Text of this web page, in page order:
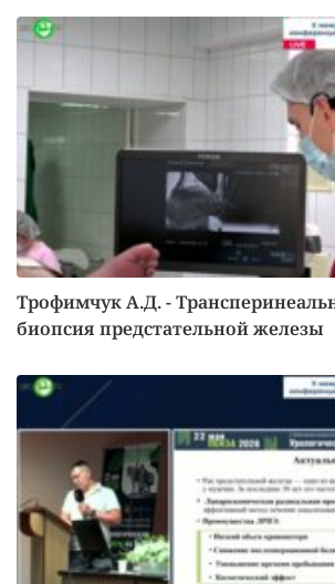
Трофимчук А.Д. -
биопсия предстательной железы